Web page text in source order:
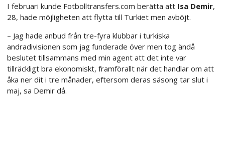
I februari kunde Fotbolltransfers.com berätta att Isa Demir,
28, hade möjligheten att flytta till Turkiet men avböjt.
– Jag hade anbud från tre-fyra klubbar i turkiska
andradivisionen som jag funderade över men tog ändå
beslutet tillsammans med min agent att det inte var
tillräckligt bra ekonomiskt, framförallt när det handlar om att
åka ner dit i tre månader, eftersom deras säsong tar slut i
maj, sa Demir då.